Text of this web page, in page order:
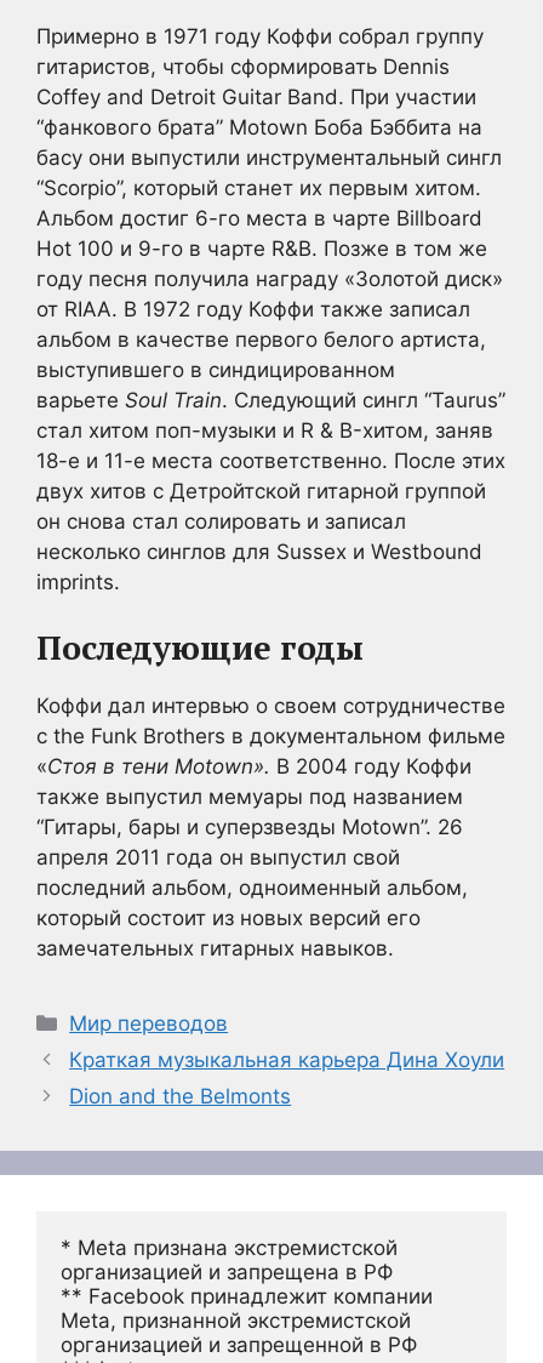
Примерно в 1971 году Коффи собрал группу
гитаристов, чтобы сформировать Dennis
Coffey and Detroit Guitar Band. При участии
“фанкового брата” Motown Боба Бэббита на
басу они выпустили инструментальный сингл
“Scorpio”, который станет их первым хитом.
Альбом достиг 6-го места в чарте Billboard
Hot 100 и 9-го в чарте R&B. Позже в том же
году песня получила награду «Золотой диск»
от RIAA. В 1972 году Коффи также записал
альбом в качестве первого белого артиста,
выступившего в синдицированном
варьете Soul Train. Следующий сингл “Taurus”
стал хитом поп-музыки и R & B-хитом, заняв
18-е и 11-е места соответственно. После этих
двух хитов с Детройтской гитарной группой
он снова стал солировать и записал
несколько синглов для Sussex и Westbound
imprints.
Последующие годы
Коффи дал интервью о своем сотрудничестве
с the Funk Brothers в документальном фильме
«Стоя в тени Motown». В 2004 году Коффи
также выпустил мемуары под названием
“Гитары, бары и суперзвезды Motown”. 26
апреля 2011 года он выпустил свой
последний альбом, одноименный альбом,
который состоит из новых версий его
замечательных гитарных навыков.
Рубрики
Мир переводов
Краткая музыкальная карьера Дина Хоули
Dion and the Belmonts
* Meta признана экстремистской
организацией и запрещена в РФ
** Facebook принадлежит компании
Meta, признанной экстремистской
организацией и запрещенной в РФ